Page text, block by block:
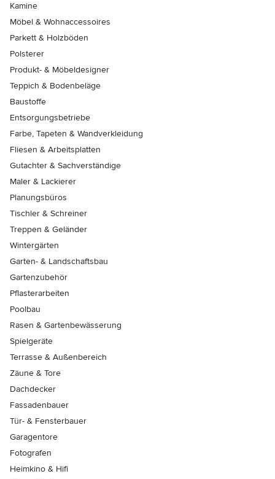
Kamine
Möbel & Wohnaccessoires
Parkett & Holzböden
Polsterer
Produkt- & Möbeldesigner
Teppich & Bodenbeläge
Baustoffe
Entsorgungsbetriebe
Farbe, Tapeten & Wandverkleidung
Fliesen & Arbeitsplatten
Gutachter & Sachverständige
Maler & Lackierer
Planungsbüros
Tischler & Schreiner
Treppen & Geländer
Wintergärten
Garten- & Landschaftsbau
Gartenzubehör
Pflasterarbeiten
Poolbau
Rasen & Gartenbewässerung
Spielgeräte
Terrasse & Außenbereich
Zäune & Tore
Dachdecker
Fassadenbauer
Tür- & Fensterbauer
Garagentore
Fotografen
Heimkino & Hifi